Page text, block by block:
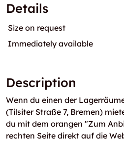
Details
Size on request
Immediately available
Description
Wenn du einen der
(Tilsiter Straße 7, Bremen)
du mit dem orangen "Zum
rechten Seite direkt auf die